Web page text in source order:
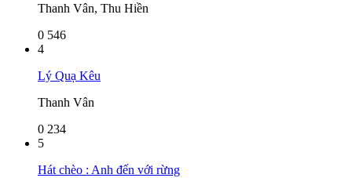
Thanh Vân, Thu Hiền
0 546
4
Lý Quạ Kêu
Thanh Vân
0 234
5
Hát chèo : Anh đến với rừng